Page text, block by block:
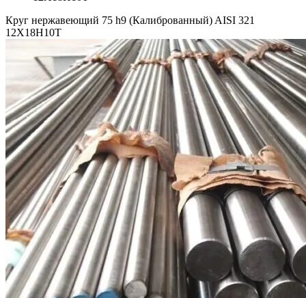
Круг нержавеющий 75 h9 (Калиброванный) AISI 321
12Х18Н10Т